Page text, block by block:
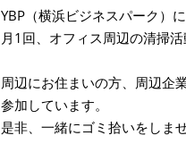
YBP（横浜ビジネスパーク）
月1回、オフィス周辺の清掃活
周辺にお住まいの方、周辺企
参加しています。
是非、一緒にゴミ拾いをしませ